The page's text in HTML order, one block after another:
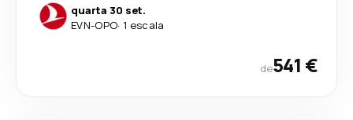
quarta 30 set.
EVN-OPO· 1 escala
de541 €